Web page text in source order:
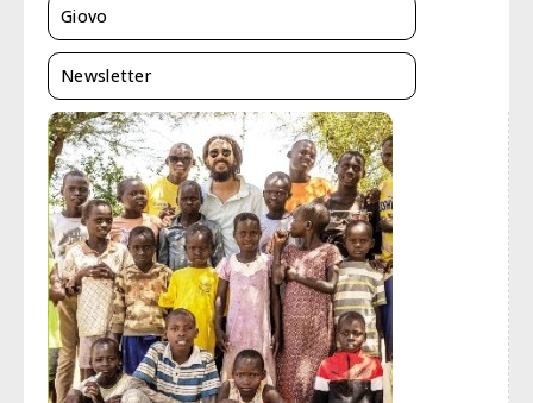
Giovo
Newsletter